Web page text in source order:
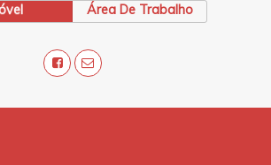
Área De Trabalho